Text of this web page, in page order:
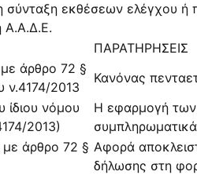
σύνταξη εκθέσεων ελέγχου
Α.Α.Δ.Ε.
ΠΑΡΑΤΗΡΗΣΕΙΣ
άρθρο 72 §
ν.4174/2013
Κανόνας
ίδιου νόμου
2013)
Η εφαρμογή των
συμπληρωματικά
άρθρο 72 § Αφορά
δήλωσης στη